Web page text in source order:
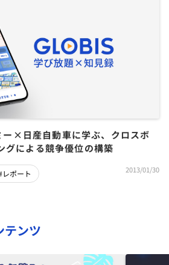
×日産自動車に学ぶ、クロスボ
グによる競争優位の構築
レポート 2013/01/30
テンツ